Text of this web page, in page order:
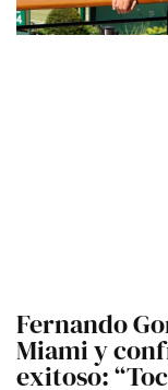
Fernando
Miami y
exitoso: